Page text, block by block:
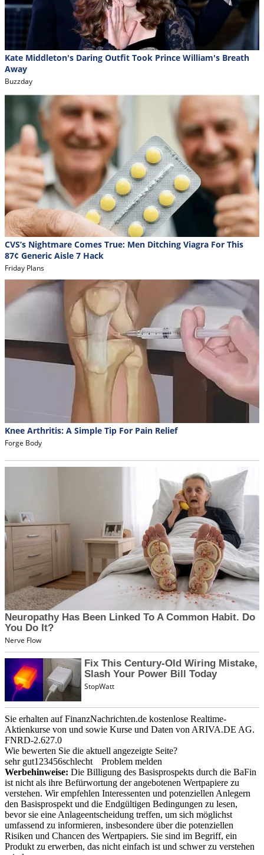
Sie erhalten auf FinanzNachrichten.de kostenlose Realtime-
Aktienkurse von und sowie Kurse und Daten von ARIVA.DE AG.
FNRD-2.627.0
Wie bewerten Sie die aktuell angezeigte Seite?
sehr gut1 23456schlecht
Problem melden
Werbehinweise: Die Billigung des Basisprospekts durch die BaFin
ist nicht als ihre Befürwortung der angebotenen Wertpapiere zu
verstehen. Wir empfehlen Interessenten und potenziellen Anlegern
den Basisprospekt und die Endgültigen Bedingungen zu lesen,
bevor sie eine Anlageentscheidung treffen, um sich möglichst
umfassend zu informieren, insbesondere über die potenziellen
Risiken und Chancen des Wertpapiers. Sie sind im Begriff, ein
Produkt zu erwerben, das nicht einfach ist und schwer zu verstehen